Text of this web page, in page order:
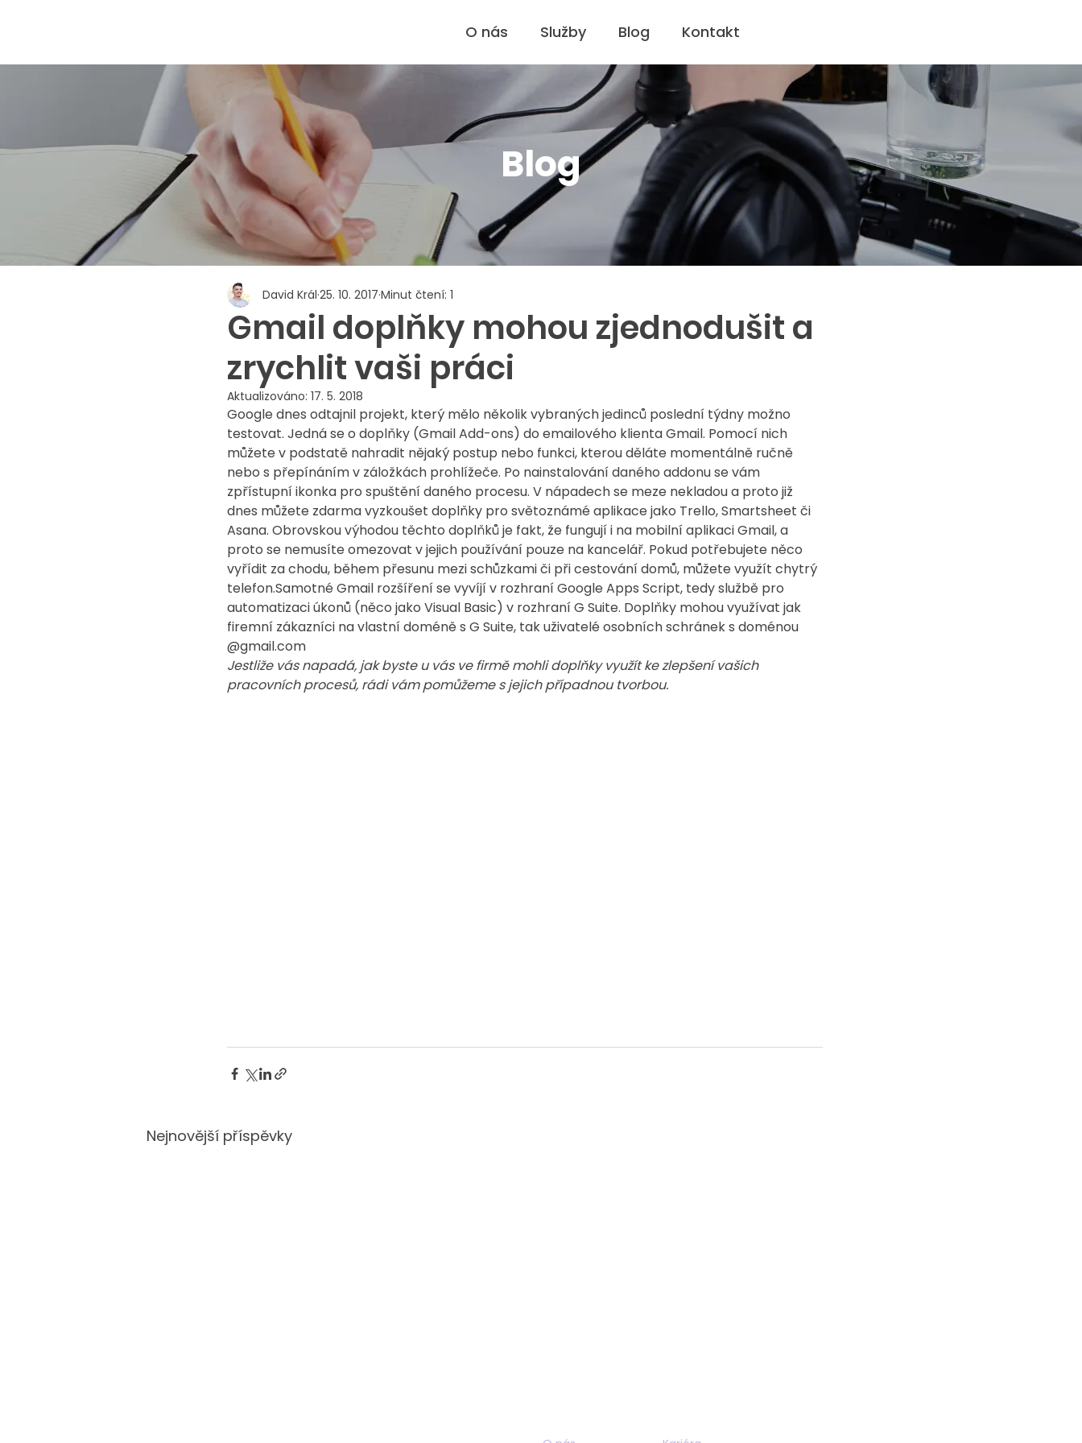
O nás Služby Blog Kontakt
Blog
Gmail doplňky mohou zjednodušit a
zrychlit vaši práci
David Král 25. 10. 2017 Minut čtení: 1
Aktualizováno: 17. 5. 2018
Google dnes odtajnil projekt, který mělo několik vybraných jedinců poslední týdny možno
testovat. Jedná se o doplňky (Gmail Add-ons) do emailového klienta Gmail. Pomocí nich
můžete v podstatě nahradit nějaký postup nebo funkci, kterou děláte momentálně ručně
nebo s přepínáním v záložkách prohlížeče. Po nainstalování daného addonu se vám
zpřístupní ikonka pro spuštění daného procesu. V nápadech se meze nekladou a proto již
dnes můžete zdarma vyzkoušet doplňky pro světoznámé aplikace jako Trello, Smartsheet či
Asana. Obrovskou výhodou těchto doplňků je fakt, že fungují i na mobilní aplikaci Gmail, a
proto se nemusíte omezovat v jejich používání pouze na kancelář. Pokud potřebujete něco
vyřídit za chodu, během přesunu mezi schůzkami či při cestování domů, můžete využít chytrý
telefon.Samotné Gmail rozšíření se vyvíjí v rozhraní Google Apps Script, tedy službě pro
automatizaci úkonů (něco jako Visual Basic) v rozhraní G Suite. Doplňky mohou využívat jak
firemní zákazníci na vlastní doméně s G Suite, tak uživatelé osobních schránek s doménou
@gmail.com
Jestliže vás napadá, jak byste u vás ve firmě mohli doplňky využít ke zlepšení vašich
pracovních procesů, rádi vám pomůžeme s jejich případnou tvorbou.
Nejnovější příspěvky